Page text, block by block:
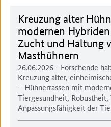
Kreuzung alter
modernen
Zucht und Haltung
Masthühnern
26.06.2026 - Forschende
Kreuzung alter,
– Hühnerrassen mit
Tiergesundheit,
Anpassungsfähigkeit der